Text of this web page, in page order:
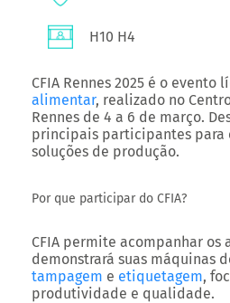
H10 H4
CFIA Rennes 2025 é o evento
alimentar, realizado no
Rennes de 4 a 6 de março.
principais participantes para
soluções de produção.
Por que participar do CFIA?
CFIA permite acompanhar os
demonstrará suas máquinas
tampagem e etiquetagem,
produtividade e qualidade.